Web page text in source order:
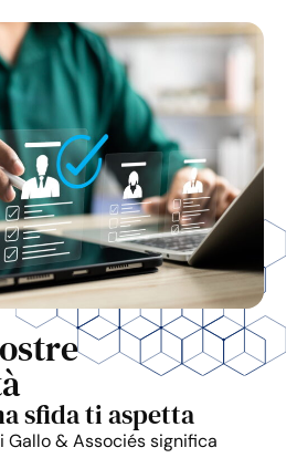
sfida ti aspetta
Gallo & Associés significa